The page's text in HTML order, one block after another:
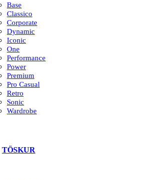
Base
Classico
Corporate
Dynamic
Iconic
One
Performance
Power
Premium
Pro Casual
Retro
Sonic
Wardrobe
TÖSKUR